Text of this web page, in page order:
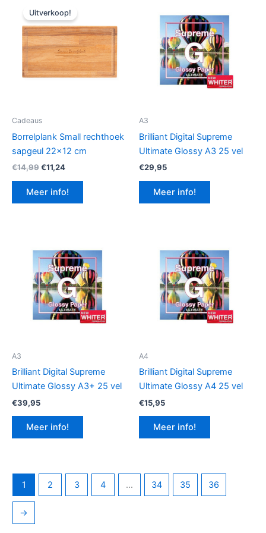
Uitverkoop!
Cadeaus
Borrelplank Small rechthoek
sapgeul 22×12 cm
€14,99Oorspronkelijke
was:
€14,99.
€11,24Huidige
is:
€11,24.
Meer info!
A3
Brilliant Digital Supreme
Ultimate Glossy A3 25 vel
€29,95
Meer info!
A3
Brilliant Digital Supreme
Ultimate Glossy A3+ 25 vel
€39,95
Meer info!
A4
Brilliant Digital Supreme
Ultimate Glossy A4 25 vel
€15,95
Meer info!
1 2 3 4 … 34 35 36
→